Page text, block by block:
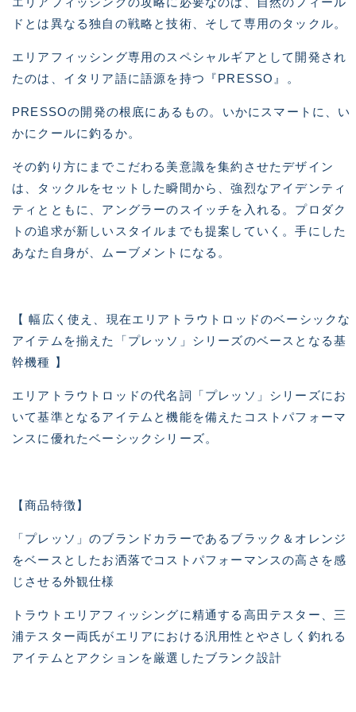
ドとは異なる独自の戦略と技術、そして専用のタックル。
エリアフィッシング専用のスペシャルギアとして開発され
たのは、イタリア語に語源を持つ『PRESSO』。
PRESSOの開発の根底にあるもの。いかにスマートに、い
かにクールに釣るか。
その釣り方にまでこだわる美意識を集約させたデザイン
は、タックルをセットした瞬間から、強烈なアイデンティ
ティとともに、アングラーのスイッチを入れる。プロダク
トの追求が新しいスタイルまでも提案していく。手にした
あなた自身が、ムーブメントになる。
【 幅広く使え、現在エリアトラウトロッドのベーシックな
アイテムを揃えた「プレッソ」シリーズのベースとなる基
幹機種 】
エリアトラウトロッドの代名詞「プレッソ」シリーズにお
いて基準となるアイテムと機能を備えたコストパフォーマ
ンスに優れたベーシックシリーズ。
【商品特徴】
「プレッソ」のブランドカラーであるブラック＆オレンジ
をベースとしたお洒落でコストパフォーマンスの高さを感
じさせる外観仕様
トラウトエリアフィッシングに精通する高田テスター、三
浦テスター両氏がエリアにおける汎用性とやさしく釣れる
アイテムとアクションを厳選したブランク設計